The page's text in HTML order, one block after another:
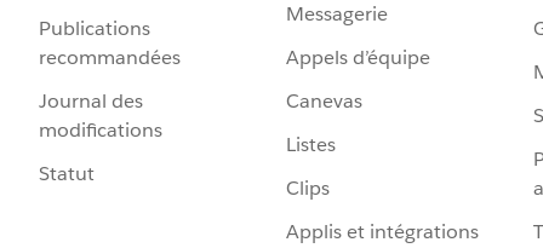
Publications
recommandées
Journal des
modifications
Statut
Messagerie
Appels d’équipe
Canevas
Listes
Clips
Applis et intégrations